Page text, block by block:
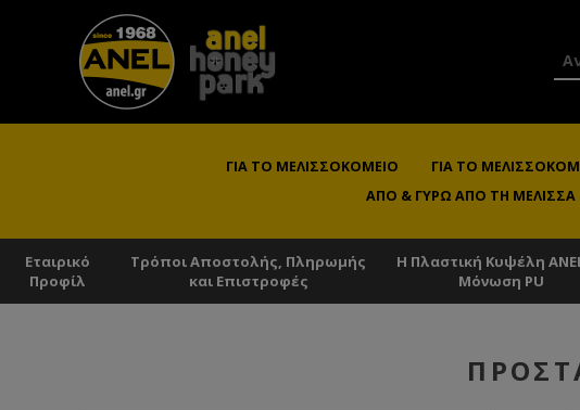
ΓΙΑ ΤΟ ΜΕΛΙΣΣΟΚΟΜΕΊΟ ΓΙΑ ΤΟ
ΑΠΌ & ΓΎΡΩ ΑΠΌ ΤΗ ΜΈΛΙΣΣΑ
Εταιρικό
Προφίλ
Τρόποι Αποστολής, Πληρωμής
και Επιστροφές
Η Πλαστική Κυψέλη
Μόνωση PU